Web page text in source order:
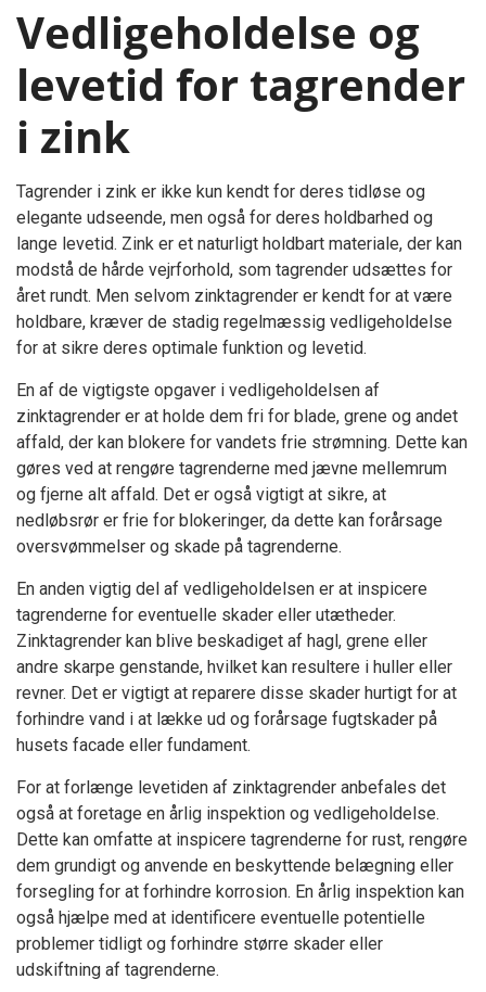
Vedligeholdelse og
levetid for tagrender
i zink
Tagrender i zink er ikke kun kendt for deres tidløse og
elegante udseende, men også for deres holdbarhed og
lange levetid. Zink er et naturligt holdbart materiale, der kan
modstå de hårde vejrforhold, som tagrender udsættes for
året rundt. Men selvom zinktagrender er kendt for at være
holdbare, kræver de stadig regelmæssig vedligeholdelse
for at sikre deres optimale funktion og levetid.
En af de vigtigste opgaver i vedligeholdelsen af
zinktagrender er at holde dem fri for blade, grene og andet
affald, der kan blokere for vandets frie strømning. Dette kan
gøres ved at rengøre tagrenderne med jævne mellemrum
og fjerne alt affald. Det er også vigtigt at sikre, at
nedløbsrør er frie for blokeringer, da dette kan forårsage
oversvømmelser og skade på tagrenderne.
En anden vigtig del af vedligeholdelsen er at inspicere
tagrenderne for eventuelle skader eller utætheder.
Zinktagrender kan blive beskadiget af hagl, grene eller
andre skarpe genstande, hvilket kan resultere i huller eller
revner. Det er vigtigt at reparere disse skader hurtigt for at
forhindre vand i at lække ud og forårsage fugtskader på
husets facade eller fundament.
For at forlænge levetiden af ​​zinktagrender anbefales det
også at foretage en årlig inspektion og vedligeholdelse.
Dette kan omfatte at inspicere tagrenderne for rust, rengøre
dem grundigt og anvende en beskyttende belægning eller
forsegling for at forhindre korrosion. En årlig inspektion kan
også hjælpe med at identificere eventuelle potentielle
problemer tidligt og forhindre større skader eller
udskiftning af tagrenderne.